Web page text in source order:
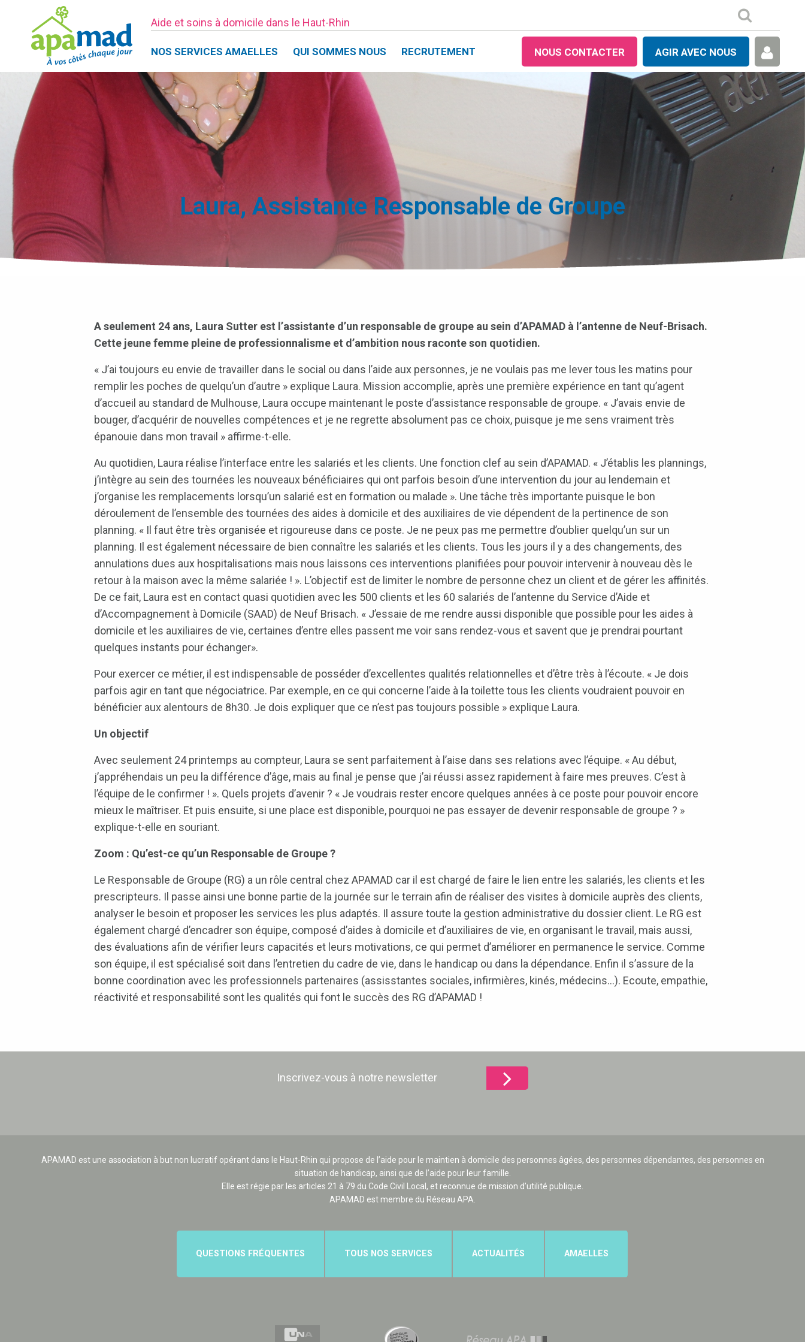
Aide et soins à domicile dans le Haut-Rhin
NOS SERVICES AMAELLES QUI SOMMES NOUS RECRUTEMENT NOUS CONTACTER AGIR AVEC NOUS
Laura, Assistante Responsable de Groupe
A seulement 24 ans, Laura Sutter est l’assistante d’un responsable de groupe au sein d’APAMAD à l’antenne de Neuf-Brisach.
Cette jeune femme pleine de professionnalisme et d’ambition nous raconte son quotidien.
« J’ai toujours eu envie de travailler dans le social ou dans l’aide aux personnes, je ne voulais pas me lever tous les matins pour
remplir les poches de quelqu’un d’autre » explique Laura. Mission accomplie, après une première expérience en tant qu’agent
d’accueil au standard de Mulhouse, Laura occupe maintenant le poste d’assistance responsable de groupe. « J’avais envie de
bouger, d’acquérir de nouvelles compétences et je ne regrette absolument pas ce choix, puisque je me sens vraiment très
épanouie dans mon travail » affirme-t-elle.
Au quotidien, Laura réalise l’interface entre les salariés et les clients. Une fonction clef au sein d’APAMAD. « J’établis les plannings,
j’intègre au sein des tournées les nouveaux bénéficiaires qui ont parfois besoin d’une intervention du jour au lendemain et
j’organise les remplacements lorsqu’un salarié est en formation ou malade ». Une tâche très importante puisque le bon
déroulement de l’ensemble des tournées des aides à domicile et des auxiliaires de vie dépendent de la pertinence de son
planning. « Il faut être très organisée et rigoureuse dans ce poste. Je ne peux pas me permettre d’oublier quelqu’un sur un
planning. Il est également nécessaire de bien connaître les salariés et les clients. Tous les jours il y a des changements, des
annulations dues aux hospitalisations mais nous laissons ces interventions planifiées pour pouvoir intervenir à nouveau dès le
retour à la maison avec la même salariée ! ». L’objectif est de limiter le nombre de personne chez un client et de gérer les affinités.
De ce fait, Laura est en contact quasi quotidien avec les 500 clients et les 60 salariés de l’antenne du Service d’Aide et
d’Accompagnement à Domicile (SAAD) de Neuf Brisach. « J’essaie de me rendre aussi disponible que possible pour les aides à
domicile et les auxiliaires de vie, certaines d’entre elles passent me voir sans rendez-vous et savent que je prendrai pourtant
quelques instants pour échanger».
Pour exercer ce métier, il est indispensable de posséder d’excellentes qualités relationnelles et d’être très à l’écoute. « Je dois
parfois agir en tant que négociatrice. Par exemple, en ce qui concerne l’aide à la toilette tous les clients voudraient pouvoir en
bénéficier aux alentours de 8h30. Je dois expliquer que ce n’est pas toujours possible » explique Laura.
Un objectif
Avec seulement 24 printemps au compteur, Laura se sent parfaitement à l’aise dans ses relations avec l’équipe. « Au début,
j’appréhendais un peu la différence d’âge, mais au final je pense que j’ai réussi assez rapidement à faire mes preuves. C’est à
l’équipe de le confirmer ! ». Quels projets d’avenir ? « Je voudrais rester encore quelques années à ce poste pour pouvoir encore
mieux le maîtriser. Et puis ensuite, si une place est disponible, pourquoi ne pas essayer de devenir responsable de groupe ? »
explique-t-elle en souriant.
Zoom : Qu’est-ce qu’un Responsable de Groupe ?
Le Responsable de Groupe (RG) a un rôle central chez APAMAD car il est chargé de faire le lien entre les salariés, les clients et les
prescripteurs. Il passe ainsi une bonne partie de la journée sur le terrain afin de réaliser des visites à domicile auprès des clients,
analyser le besoin et proposer les services les plus adaptés. Il assure toute la gestion administrative du dossier client. Le RG est
également chargé d’encadrer son équipe, composé d’aides à domicile et d’auxiliaires de vie, en organisant le travail, mais aussi,
des évaluations afin de vérifier leurs capacités et leurs motivations, ce qui permet d’améliorer en permanence le service. Comme
son équipe, il est spécialisé soit dans l’entretien du cadre de vie, dans le handicap ou dans la dépendance. Enfin il s’assure de la
bonne coordination avec les professionnels partenaires (assisstantes sociales, infirmières, kinés, médecins…). Ecoute, empathie,
réactivité et responsabilité sont les qualités qui font le succès des RG d’APAMAD !
Inscrivez-vous à notre newsletter
APAMAD est une association à but non lucratif opérant dans le Haut-Rhin qui propose de l’aide pour le maintien à domicile des personnes âgées, des personnes dépendantes, des personnes en
situation de handicap, ainsi que de l’aide pour leur famille.
Elle est régie par les articles 21 à 79 du Code Civil Local, et reconnue de mission d’utilité publique.
APAMAD est membre du Réseau APA.
QUESTIONS FRÉQUENTES TOUS NOS SERVICES ACTUALITÉS AMAELLES